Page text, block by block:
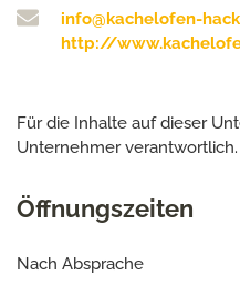
info@kachelofen-
http://
Für die Inhalte auf dieser
Unternehmer
Öffnungszeiten
Nach Absprache